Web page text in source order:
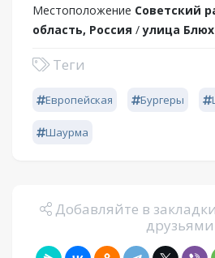
Местоположение Советский
область, Россия /улица
Теги
Европейская Бургеры
Шаурма
Добавляйте в